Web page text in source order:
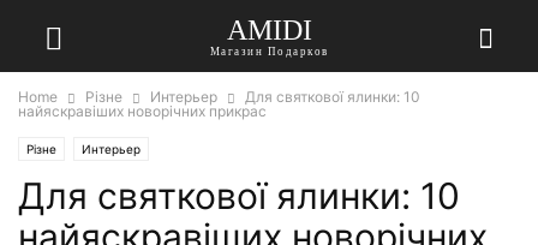
AMIDI
Магазин Подарков
Home Різне Интерьер
Для святкової ялинки: 10
найяскравіших новорічних прикрас
Різне Интерьер
Для святкової ялинки: 10